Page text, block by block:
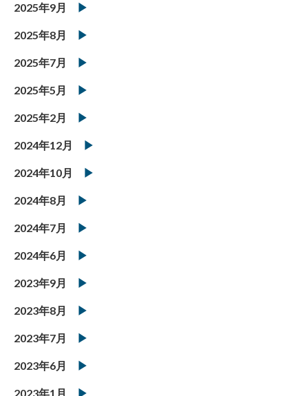
2025年9月
2025年8月
2025年7月
2025年5月
2025年2月
2024年12月
2024年10月
2024年8月
2024年7月
2024年6月
2023年9月
2023年8月
2023年7月
2023年6月
2023年1月